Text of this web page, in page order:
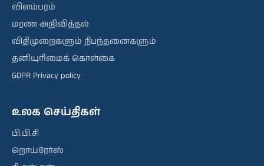
விளம்பரம்
மரண அறிவித்தல்
விதிமுறைகளும் நிபந்தனைகளும்
தனியுரிமைக் கொள்கை
GDPR Privacy policy
உலக செய்திகள்
பி.பி.சி
றொய்ரேர்ஸ்